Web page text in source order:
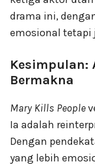
drama ini,
emosional
Kesimpulan:
Bermakna
Mary Kills People
Ia adalah
Dengan
yang lebih